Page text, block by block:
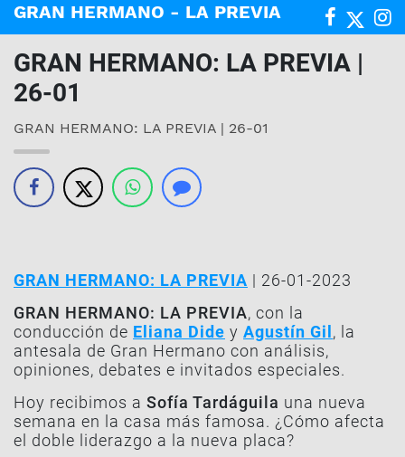
GRAN HERMANO - LA PREVIA
GRAN HERMANO: LA PREVIA |
26-01
GRAN HERMANO: LA PREVIA | 26-01
GRAN HERMANO: LA PREVIA | 26-01-2023
GRAN HERMANO: LA PREVIA, con la
conducción de Eliana Dide y Agustín Gil , la
antesala de Gran Hermano con análisis,
opiniones, debates e invitados especiales.
Hoy recibimos a Sofía Tardáguila una nueva
semana en la casa más famosa. ¿Cómo afecta
el doble liderazgo a la nueva placa?